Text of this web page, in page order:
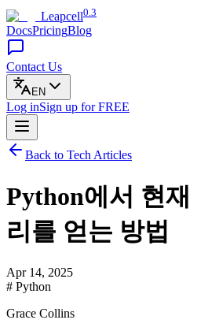
Leapcell0.3
DocsPricingBlog
Contact Us
EN
Log inSign up for FREE
Back to Tech Articles
Python에서 현
리를 얻는 방법
Apr 14, 2025
# Python
Grace Collins